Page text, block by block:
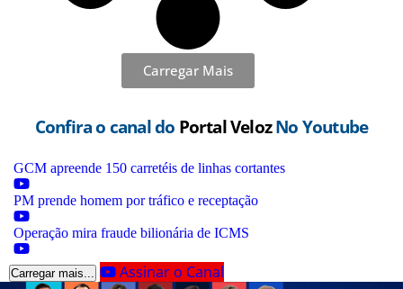
Carregar Mais
Confira o canal do Portal Veloz No Youtube
GCM apreende 150 carretéis de linhas cortantes
PM prende homem por tráfico e receptação
Operação mira fraude bilionária de ICMS
Carregar mais... Assinar o Canal